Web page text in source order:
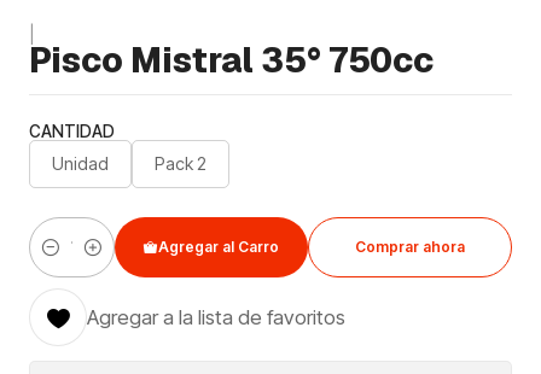
Pisco Mistral 35° 750cc
CANTIDAD
Unidad Pack 2
Cantidad
Agregar al Carro Comprar ahora
Agregar a la lista de favoritos